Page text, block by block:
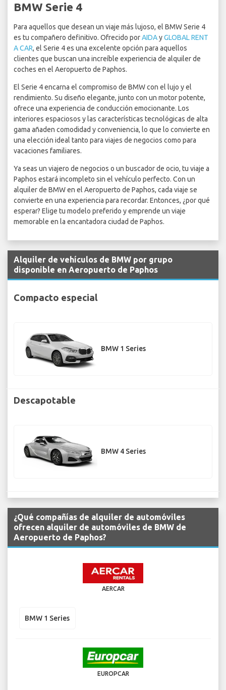
BMW Serie 4
Para aquellos que desean un viaje más lujoso, el BMW Serie 4
es tu compañero definitivo. Ofrecido porAIDAyGLOBAL RENT
A CAR, el Serie 4 es una excelente opción para aquellos
clientes que buscan una increíble experiencia de alquiler de
coches en el Aeropuerto de Paphos.
El Serie 4 encarna el compromiso de BMW con el lujo y el
rendimiento. Su diseño elegante, junto con un motor potente,
ofrece una experiencia de conducción emocionante. Los
interiores espaciosos y las características tecnológicas de alta
gama añaden comodidad y conveniencia, lo que lo convierte en
una elección ideal tanto para viajes de negocios como para
vacaciones familiares.
Ya seas un viajero de negocios o un buscador de ocio, tu viaje a
Paphos estará incompleto sin el vehículo perfecto. Con un
alquiler de BMW en el Aeropuerto de Paphos, cada viaje se
convierte en una experiencia para recordar. Entonces, ¿por qué
esperar? Elige tu modelo preferido y emprende un viaje
memorable en la encantadora ciudad de Paphos.
Alquiler de vehículos de BMW por grupo
disponible en Aeropuerto de Paphos
Compacto especial
BMW 1 Series
Descapotable
BMW 4 Series
¿Qué compañías de alquiler de automóviles
ofrecen alquiler de automóviles de BMW de
Aeropuerto de Paphos?
AERCAR
BMW 1 Series
EUROPCAR